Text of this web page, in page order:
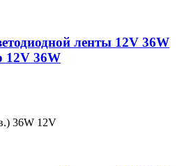
ленты 12V 36W
12V 36W
36W 12V